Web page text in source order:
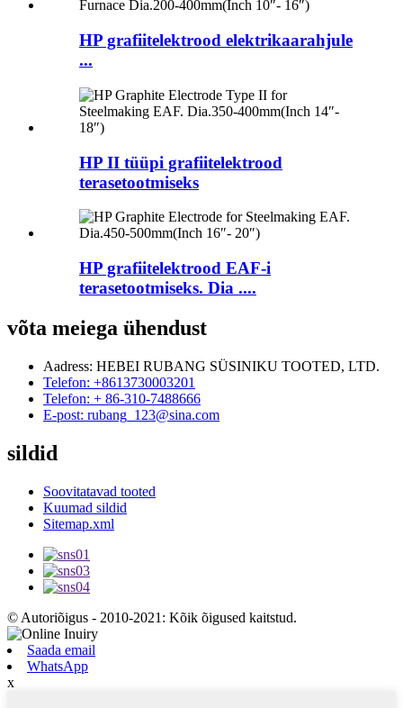
HP grafiitelektrood elektrikaarahjule
...
HP II tüüpi grafiitelektrood
terasetootmiseks
HP grafiitelektrood EAF-i
terasetootmiseks. Dia ....
võta meiega ühendust
Aadress: HEBEI RUBANG SÜSINIKU TOOTED, LTD.
Telefon: +8613730003201
Telefon: + 86-310-7488666
E-post: rubang_123@sina.com
sildid
Soovitatavad tooted
Kuumad sildid
Sitemap.xml
© Autoriõigus - 2010-2021: Kõik õigused kaitstud.
Saada email
WhatsApp
x